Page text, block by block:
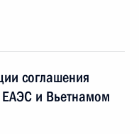
соглашения
ЕАЭС и Вьетнамом